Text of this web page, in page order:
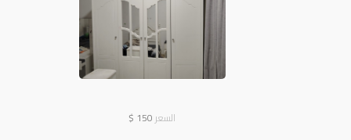
السعر 150
$